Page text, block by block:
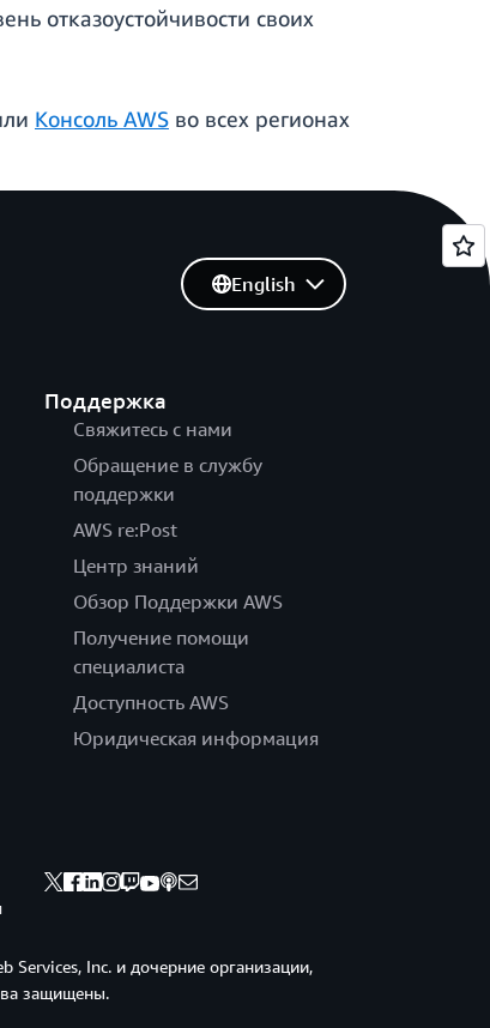
отказоустойчивости своих
Консоль AWS во всех регионах
Поддержка
Свяжитесь с нами
Обращение в службу
поддержки
AWS re:Post
Центр знаний
Обзор Поддержки AWS
Получение помощи
специалиста
Доступность AWS
Юридическая информация
English
Services, Inc. и дочерние организации,
защищены.